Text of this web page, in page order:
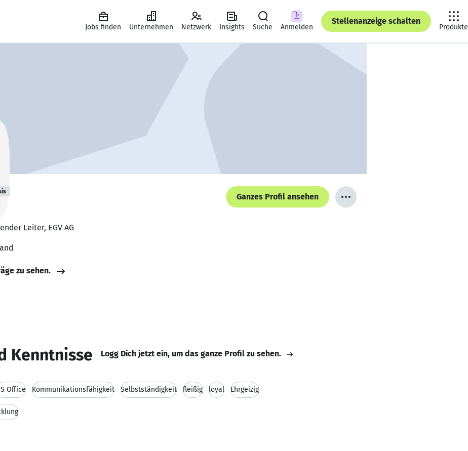
Jobs finden Unternehmen Netzwerk Insights Suche Anmelden
Stellenanzeige schalten
Produkte
Ganzes Profil ansehen
Leiter, EGV AG
zu sehen.
Kenntnisse Logg Dich jetzt ein, um das ganze Profil zu sehen.
Office Kommunikationsfähigkeit Selbstständigkeit fleißig loyal Ehrgeizig